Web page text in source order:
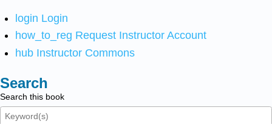
login Login
how_to_reg Request Instructor Account
hub Instructor Commons
Search
Search this book